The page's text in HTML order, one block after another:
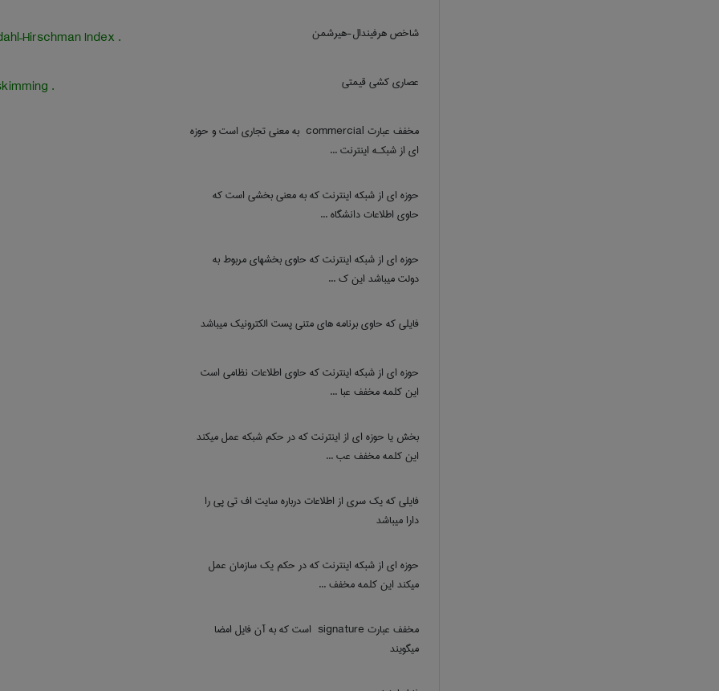
شاخص هرفیندال-هیرشمن . Herfindahl–Hirschman Index
عصاری کشی قیمتی . price skimming
مخفف عبارت ‎ commercial به معنی تجاری است و حوزه
ای از شبکـه اینترنت ...
حوزه ای از شبکه اینترنت که به معنی بخشی است که
حاوی اطلاعات دانشگاه ...
حوزه ای از شبکه اینترنت که حاوی بخشهای مربوط به
دولت میباشد این ک ...
فایلی که حاوی برنامه های متنی پست الکترونیک میباشد
حوزه ای از شبکه اینترنت که حاوی اطلاعات نظامی است
این کلمه مخفف عبا ...
بخش یا حوزه ای از اینترنت که در حکم شبکه عمل میکند
این کلمه مخفف عب ...
فایلی که یک سری از اطلاعات درباره سایت اف تی پی را
دارا میباشد
حوزه ای از شبکه اینترنت که در حکم یک سازمان عمل
میکند این کلمه مخفف ...
مخفف عبارت ‎ signature است که به آن فایل امضا
میگویند